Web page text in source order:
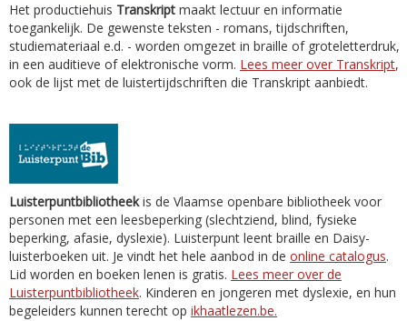
Het productiehuis Transkript maakt lectuur en informatie
toegankelijk. De gewenste teksten - romans, tijdschriften,
studiemateriaal e.d. - worden omgezet in braille of groteletterdruk,
in een auditieve of elektronische vorm. Lees meer over Transkript,
ook de lijst met de luistertijdschriften die Transkript aanbiedt.
Luisterpuntbibliotheekis de Vlaamse openbare bibliotheek voor
personen met een leesbeperking (slechtziend, blind, fysieke
beperking, afasie, dyslexie). Luisterpunt leent braille en Daisy-
luisterboeken uit. Je vindt het hele aanbod in de online catalogus.
Lid worden en boeken lenen is gratis. Lees meer over de
Luisterpuntbibliotheek. Kinderen en jongeren met dyslexie, en hun
begeleiders kunnen terecht op ikhaatlezen.be.